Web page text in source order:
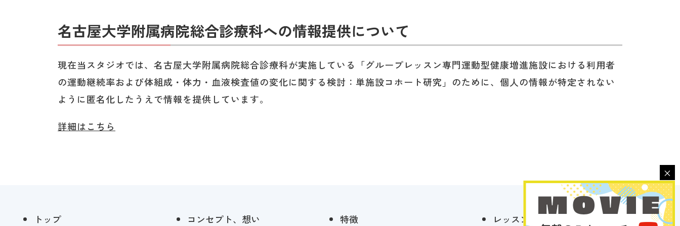
名古屋大学附属病院総合診療科への情報提供について
現在当スタジオでは、名古屋大学附属病院総合診療科が実施している「グループレッスン専門運動型健康増進施設における利用者
の運動継続率および体組成・体力・血液検査値の変化に関する検討：単施設コホート研究」のために、個人の情報が特定されない
ように匿名化したうえで情報を提供しています。
詳細はこちら
×
トップ コンセプト、想い 特徴 レッスンプログラム